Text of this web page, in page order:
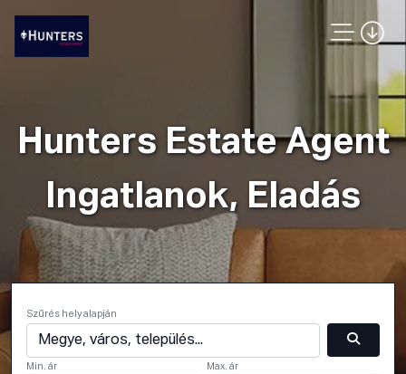
Hunters Estate Agent
Ingatlanok, Eladás
Szűrés hely alapján
Min. ár Max. ár